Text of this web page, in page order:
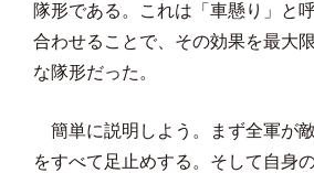
隊形である。これは「車懸り」と
合わせることで、その効果を最大
な隊形だった。
簡単に説明しよう。まず全軍が
をすべて足止めする。そして自身